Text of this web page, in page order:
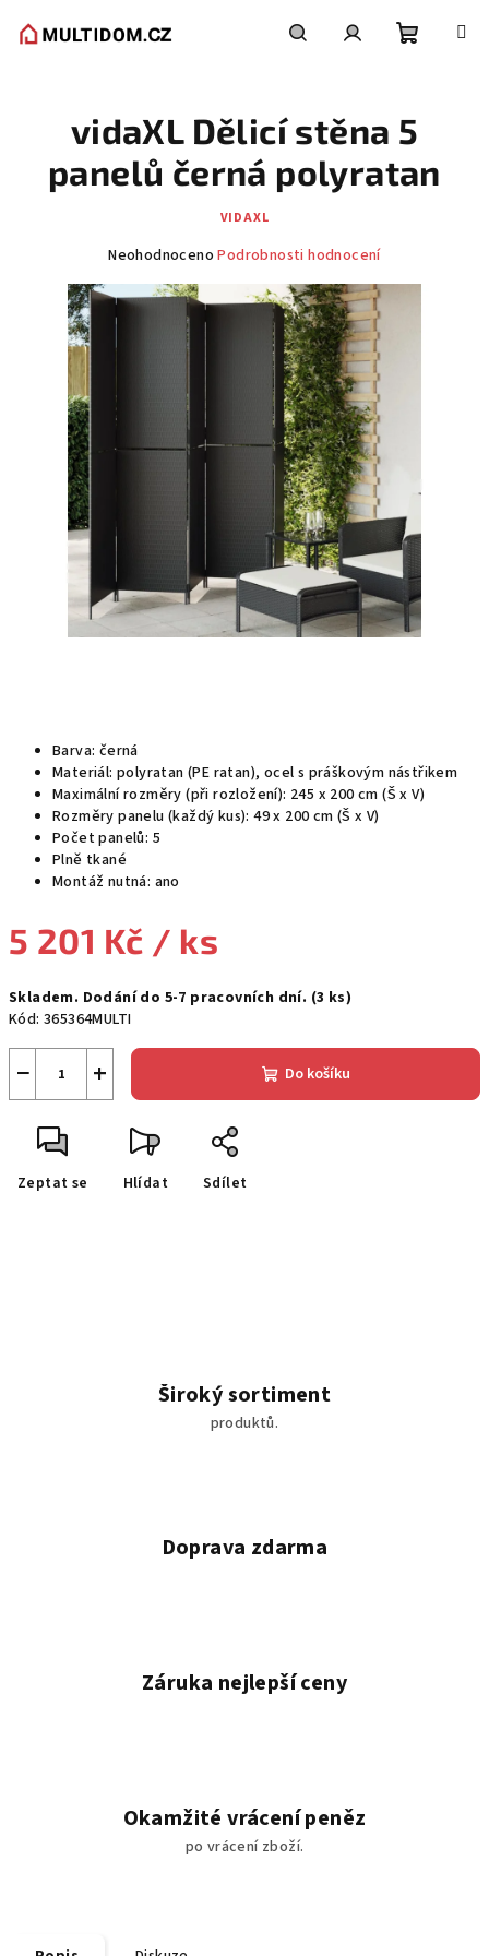
košík
Barva: černá
Materiál: polyratan (PE ratan), ocel s práškovým nástřikem
Maximální rozměry (při rozložení): 245 x 200 cm (Š x V)
Rozměry panelu (každý kus): 49 x 200 cm (Š x V)
Počet panelů: 5
Plně tkané
Montáž nutná: ano
5 201 Kč / ks
cena:
Skladem. Dodání do 5-7 pracovních dní. (3 ks)
Kód: 365364MULTI
+
− Do košíku
Zeptat se Hlídat Sdílet
vidaXL Dělicí stěna 5
panelů černá polyratan
VIDAXL
Průměrné
produktu
je
0,0
hvězdiček.
Neohodnoceno Podrobnosti hodnocení
Široký sortiment
produktů.
Doprava zdarma
Záruka nejlepší ceny
Okamžité vrácení peněz
po vrácení zboží.